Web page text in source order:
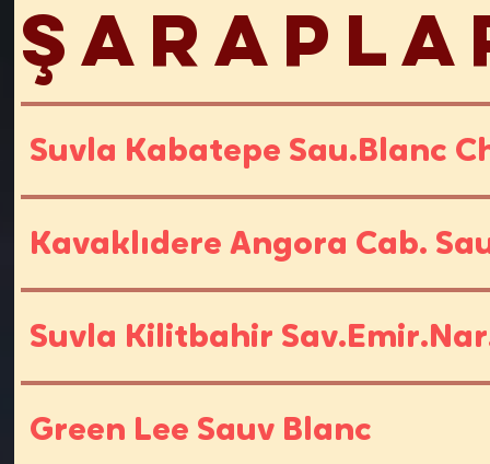
Suvla Kabatepe Sau.Blanc
Kavaklıdere Angora Cab.
Suvla Kilitbahir
Green Lee Sauv Blanc